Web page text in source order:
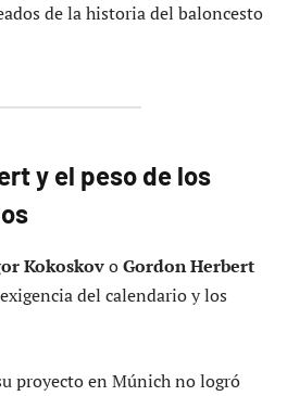
de la historia del baloncesto
y el peso de los
KokoskovoGordon Herbert
del calendario y los
proyecto en Múnich no logró